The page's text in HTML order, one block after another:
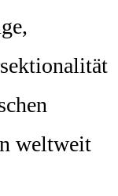
weltweit